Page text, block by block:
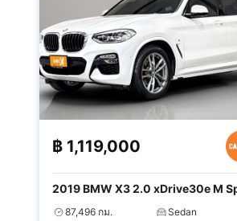
฿ 1,119,000
2019 BMW X3 2.0 xDrive30e M
4WD87,496 กม.
Sedan